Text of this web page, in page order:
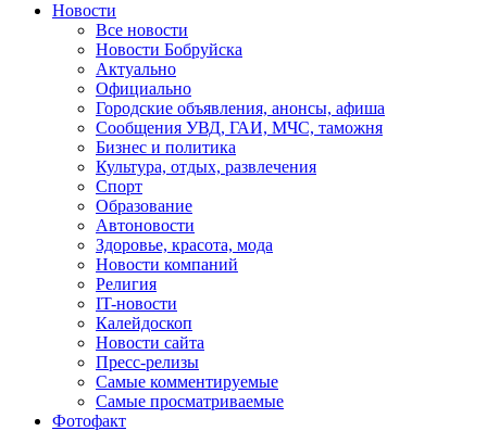
Новости
Все новости
Новости Бобруйска
Актуально
Официально
Городские объявления, анонсы, афиша
Сообщения УВД, ГАИ, МЧС, таможня
Бизнес и политика
Культура, отдых, развлечения
Спорт
Образование
Автоновости
Здоровье, красота, мода
Новости компаний
Религия
IT-новости
Калейдоскоп
Новости сайта
Пресс-релизы
Самые комментируемые
Самые просматриваемые
Фотофакт